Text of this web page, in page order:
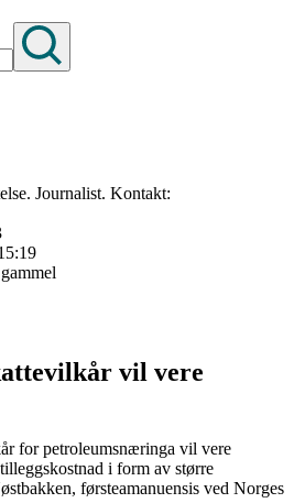
Journalist. Kontakt:
vil vere
for petroleumsnæringa vil vere
i form av større
førsteamanuensis ved Norges